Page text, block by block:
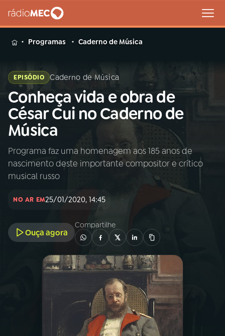
MENU
Buscar
na
Rádio
MEC
Buscar
Início AO VIVO
Programas Caderno de Música
EPISÓDIO Caderno de Música
Conheça vida e obra de
César Cui no Caderno de
Música
Programa faz uma homenagem aos 185 anos de
nascimento deste importante compositor e crítico
musical russo
NO AR EM25/01/2020, 14:45
Ouça agora
Compartilhe